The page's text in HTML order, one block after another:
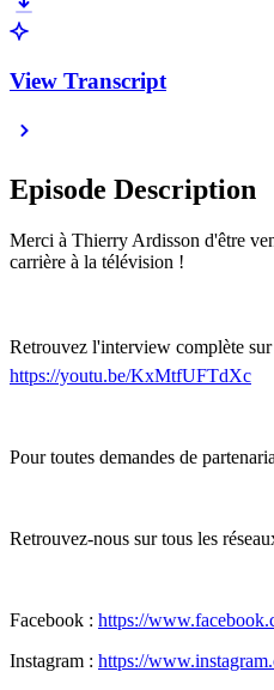
View Transcript
Episode Description
Merci à Thierry Ardisson d'être
carrière à la télévision !
Retrouvez l'interview complète
https://youtu.be/KxMtfUFTdXc
Pour toutes demandes de
Retrouvez-nous sur tous les
Facebook : https://
Instagram : https://